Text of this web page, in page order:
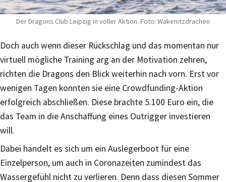
Der Dragons Club Leipzig in voller Aktion. Foto: Wakenitzdrachen
Doch auch wenn dieser Rückschlag und das momentan nur
virtuell mögliche Training arg an der Motivation zehren,
richten die Dragons den Blick weiterhin nach vorn. Erst vor
wenigen Tagen konnten sie eine Crowdfunding-Aktion
erfolgreich abschließen. Diese brachte 5.100 Euro ein, die
das Team in die Anschaffung eines Outrigger investieren
will.
Dabei handelt es sich um ein Auslegerboot für eine
Einzelperson, um auch in Coronazeiten zumindest das
Wassergefühl nicht zu verlieren. Denn dass diesen Sommer